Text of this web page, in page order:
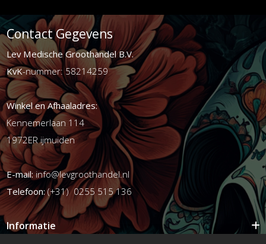
Contact Gegevens
Lev Medische Groothandel B.V.
KvK-nummer: 58214259
Winkel en Afhaaladres:
Kennemerlaan 114
1972ER ijmuiden
E-mail:info@levgroothandel.nl
Telefoon:(+31) 0255 515 136
Informatie